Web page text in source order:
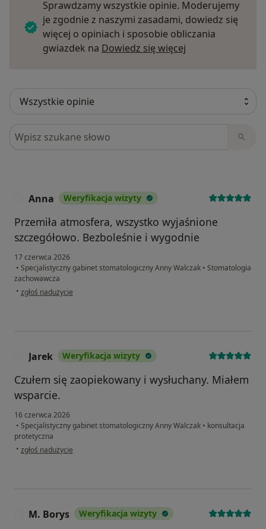
Sprawdzamy wszystkie opinie. Moderujemy
je zgodnie z naszymi zasadami, dowiedz się
więcej o opiniach i sposobie obliczania
gwiazdek na Dowiedz się więcej
Szukaj w opiniach
Anna Weryfikacja wizyty
Przemiła atmosfera, wszystko wyjaśnione
szczegółowo. Bezboleśnie i wygodnie
17 czerwca 2026
• Specjalistyczny gabinet stomatologiczny Anny Walczak • Stomatologia
zachowawcza
• w opinii użytkownika Anna
zgłoś nadużycie
Jarek Weryfikacja wizyty
Czułem się zaopiekowany i wysłuchany. Miałem
wsparcie.
16 czerwca 2026
• Specjalistyczny gabinet stomatologiczny Anny Walczak • konsultacja
protetyczna
• w opinii użytkownika Jarek
zgłoś nadużycie
M. Borys Weryfikacja wizyty